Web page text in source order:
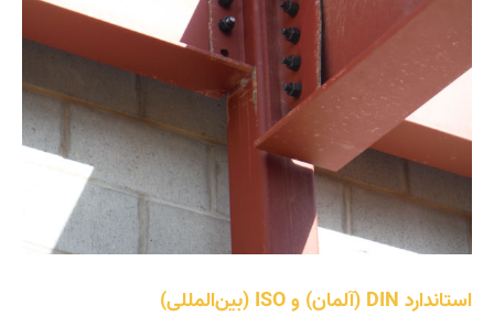
استاندارد DIN (آلمان) و ISO (بین‌المللی)